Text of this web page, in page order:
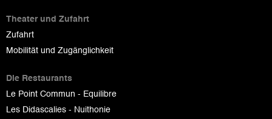
Theater und Zufahrt
Zufahrt
Mobilität und Zugänglichkeit
Die Restaurants
Le Point Commun - Equilibre
Les Didascalies - Nuithonie